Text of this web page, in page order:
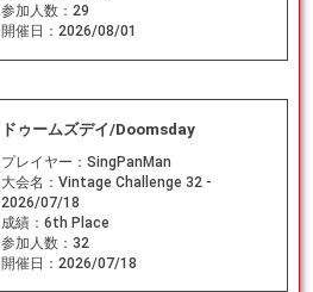
参加人数： 29
開催日： 2026/08/01
ドゥームズデイ/Doomsday
プレイヤー： SingPanMan
大会名： Vintage Challenge 32 -
2026/07/18
成績： 6th Place
参加人数： 32
開催日： 2026/07/18